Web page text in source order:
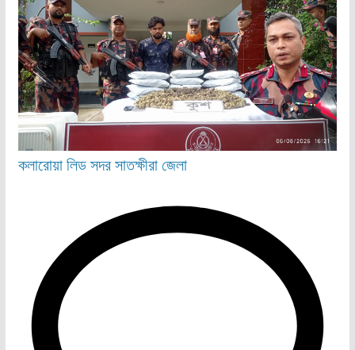
কলারোয়ালিডসদরসাতক্ষীরা জেলা